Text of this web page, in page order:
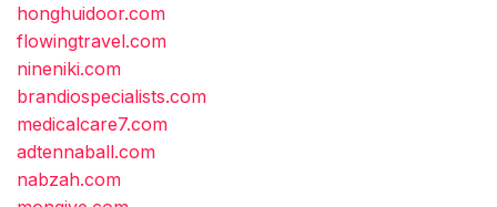
honghuidoor.com
flowingtravel.com
nineniki.com
brandiospecialists.com
medicalcare7.com
adtennaball.com
nabzah.com